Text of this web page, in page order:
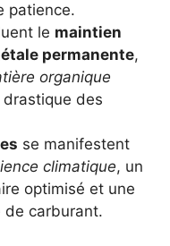
patience.
le maintien
permanente,
organique
des
se manifestent
climatique, un
optimisé et une
de carburant.